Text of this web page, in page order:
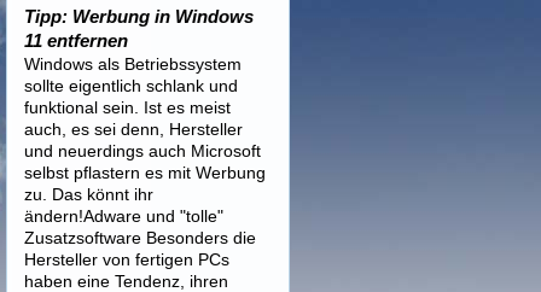
Tipp: Werbung in Windows
11 entfernen
Windows als Betriebssystem
sollte eigentlich schlank und
funktional sein. Ist es meist
auch, es sei denn, Hersteller
und neuerdings auch Microsoft
selbst pflastern es mit Werbung
zu. Das könnt ihr
ändern!Adware und "tolle"
Zusatzsoftware Besonders die
Hersteller von fertigen PCs
haben eine Tendenz, ihren